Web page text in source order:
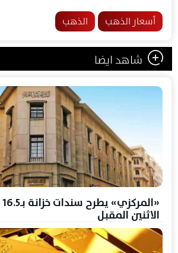
أسعار الذهب الذهب
شاهد ايضا
الاثنين المقبل